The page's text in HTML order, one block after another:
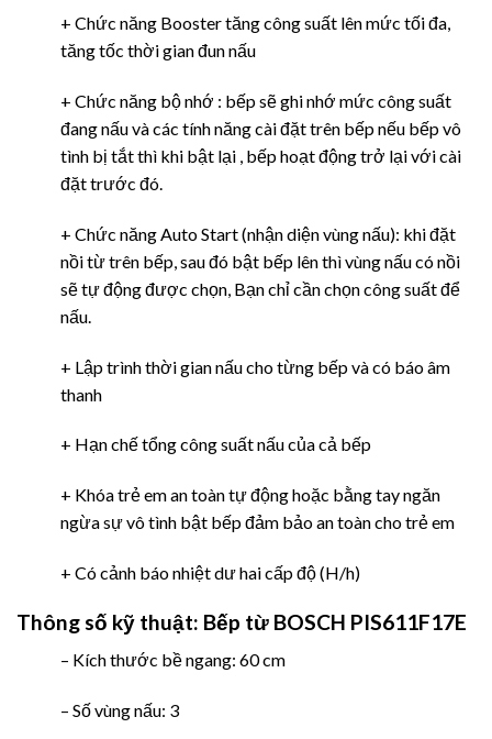
+ Chức năng Booster tăng công suất lên mức tối đa,
tăng tốc thời gian đun nấu
+ Chức năng bộ nhớ : bếp sẽ ghi nhớ mức công suất
đang nấu và các tính năng cài đặt trên bếp nếu bếp vô
tình bị tắt thì khi bật lại , bếp hoạt động trở lại với cài
đặt trước đó.
+ Chức năng Auto Start (nhận diện vùng nấu): khi đặt
nồi từ trên bếp, sau đó bật bếp lên thì vùng nấu có nồi
sẽ tự động được chọn, Bạn chỉ cần chọn công suất để
nấu.
+ Lập trình thời gian nấu cho từng bếp và có báo âm
thanh
+ Hạn chế tổng công suất nấu của cả bếp
+ Khóa trẻ em an toàn tự động hoặc bằng tay ngăn
ngừa sự vô tình bật bếp đảm bảo an toàn cho trẻ em
+ Có cảnh báo nhiệt dư hai cấp độ (H/h)
Thông số kỹ thuật: Bếp từ BOSCH PIS611F17E
– Kích thước bề ngang: 60 cm
– Số vùng nấu: 3